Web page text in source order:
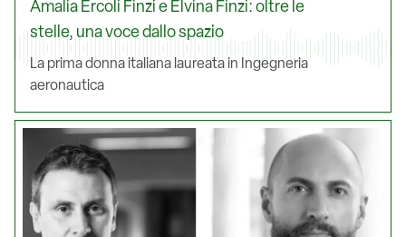
Amalia Ercoli Finzi e Elvina Finzi: oltre le
stelle, una voce dallo spazio
La prima donna italiana laureata in Ingegneria
aeronautica